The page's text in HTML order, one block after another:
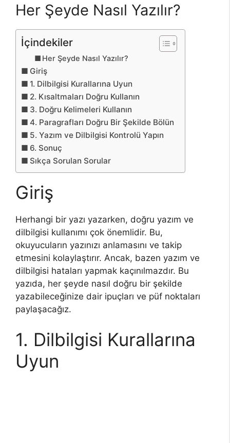
Her Şeyde Nasıl Yazılır?
İçindekiler
Her Şeyde Nasıl Yazılır?
Giriş
1. Dilbilgisi Kurallarına Uyun
2. Kısaltmaları Doğru Kullanın
3. Doğru Kelimeleri Kullanın
4. Paragrafları Doğru Bir Şekilde Bölün
5. Yazım ve Dilbilgisi Kontrolü Yapın
6. Sonuç
Sıkça Sorulan Sorular
Giriş
Herhangi bir yazı yazarken, doğru yazım ve
dilbilgisi kullanımı çok önemlidir. Bu,
okuyucuların yazınızı anlamasını ve takip
etmesini kolaylaştırır. Ancak, bazen yazım ve
dilbilgisi hataları yapmak kaçınılmazdır. Bu
yazıda, her şeyde nasıl doğru bir şekilde
yazabileceğinize dair ipuçları ve püf noktaları
paylaşacağız.
1. Dilbilgisi Kurallarına
Uyun